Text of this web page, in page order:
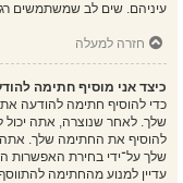
עיניהם. שים לב שמשתמשים
חזרה למעלה
כיצד אני מוסיף חתימה
כדי להוסיף חתימה להודעה
שלך. לאחר שנוצרה, אתה יכול
להוסיף את החתימה שלך. אתה
שלך על־ידי בחירת
עדיין למנוע מהחתימה